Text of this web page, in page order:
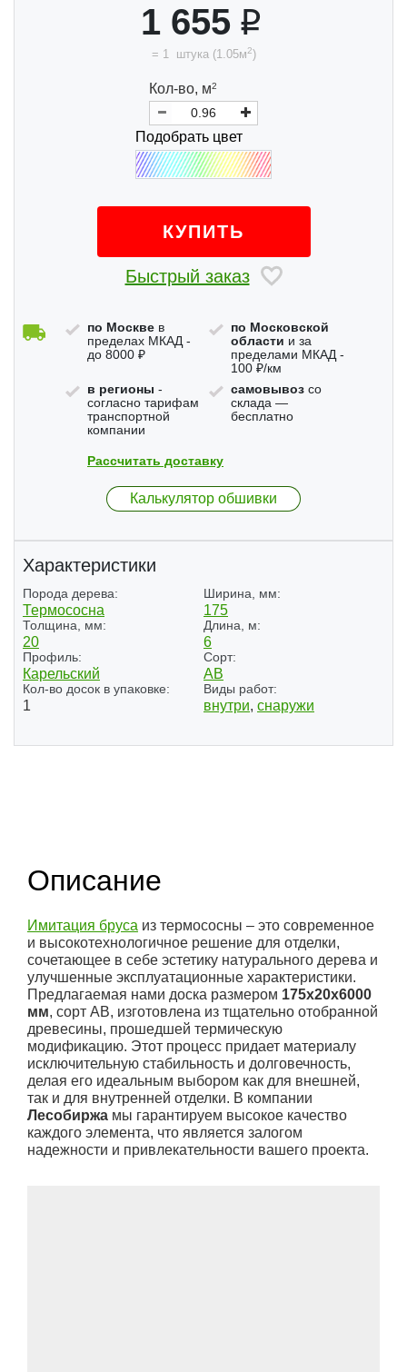
1 655
= 1 штука (1.05м2)
Кол-во, м2
Подобрать цвет
КУПИТЬ
Быстрый заказ
по Москве в
пределах МКАД -
до 8000 ₽
по Московской
области и за
пределами МКАД -
100 ₽/км
в регионы -
согласно тарифам
транспортной
компании
самовывозсо
склада —
бесплатно
Рассчитать доставку
Калькулятор обшивки
Характеристики
Порода дерева:
Термососна
Ширина, мм:
175
Толщина, мм:
20
Длина, м:
6
Профиль:
Карельский
Сорт:
АВ
Кол-во досок в упаковке:
1
Виды работ:
внутри, снаружи
Описание
Имитация бруса из термососны – это современное
и высокотехнологичное решение для отделки,
сочетающее в себе эстетику натурального дерева и
улучшенные эксплуатационные характеристики.
Предлагаемая нами доска размером 175x20x6000
мм, сорт АВ, изготовлена из тщательно отобранной
древесины, прошедшей термическую
модификацию. Этот процесс придает материалу
исключительную стабильность и долговечность,
делая его идеальным выбором как для внешней,
так и для внутренней отделки. В компании
Лесобиржа мы гарантируем высокое качество
каждого элемента, что является залогом
надежности и привлекательности вашего проекта.